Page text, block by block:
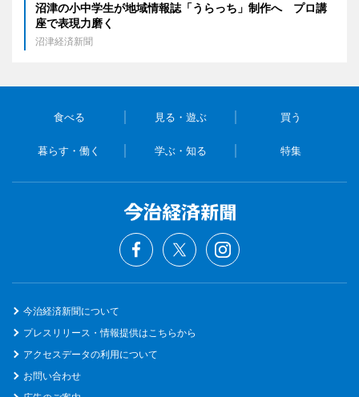
沼津の小中学生が地域情報誌「うらっち」制作へ プロ講
座で表現力磨く
沼津経済新聞
食べる 見る・遊ぶ 買う
暮らす・働く 学ぶ・知る 特集
今治経済新聞について
プレスリリース・情報提供はこちらから
アクセスデータの利用について
お問い合わせ